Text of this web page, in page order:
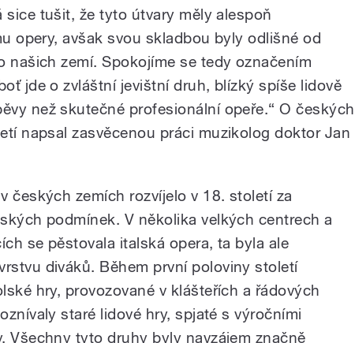
sice tušit, že tyto útvary měly alespoň
opery, avšak svou skladbou byly odlišné od
našich zemí. Spokojíme se tedy označením
jde o zvláštní jevištní druh, blízký spíše lidově
než skutečné profesionální opeře.“ O českých
napsal zasvěcenou práci muzikolog doktor Jan
českých zemích rozvíjelo v 18. století za
podmínek. V několika velkých centrech a
se pěstovala italská opera, ta byla ale
diváků. Během první poloviny století
hry, provozované v klášteřích a řádových
staré lidové hry, spjaté s výročními
Všechny tyto druhy byly navzájem značně